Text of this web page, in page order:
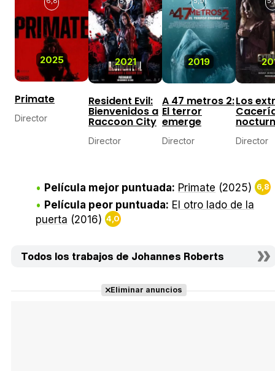
2025
Primate
Director
2021
Resident Evil:
Bienvenidos a
Raccoon City
Director
2019
A 47 metros 2:
El terror
emerge
Director
Los
Director
Película mejor puntuada: Primate (2025) 6,8
Película peor puntuada: El otro lado de la
puerta (2016) 4,0
Todos los trabajos de Johannes Roberts
Eliminar anuncios